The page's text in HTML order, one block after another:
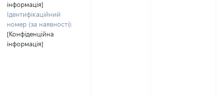
інформація]
Ідентифікаційний
номер (за наявності):
[Конфіденційна
інформація]